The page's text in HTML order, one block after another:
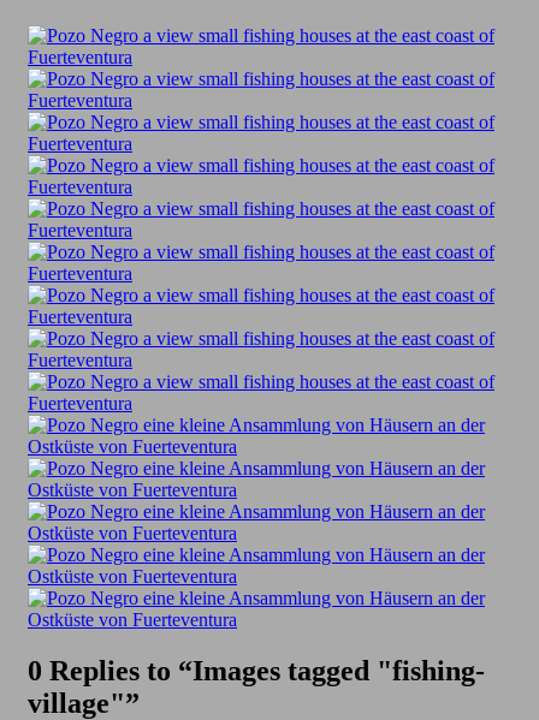
0 Replies to “Images tagged "fishing-
village"”